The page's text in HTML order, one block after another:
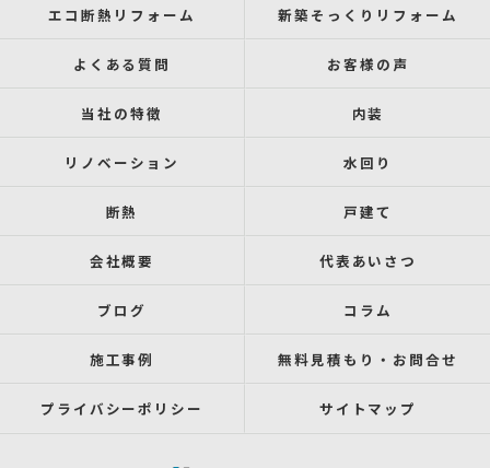
エコ断熱リフォーム 新築そっくりリフォーム
よくある質問 お客様の声
当社の特徴 内装
リノベーション 水回り
断熱 戸建て
会社概要 代表あいさつ
ブログ コラム
施工事例 無料見積もり・お問合せ
プライバシーポリシー サイトマップ